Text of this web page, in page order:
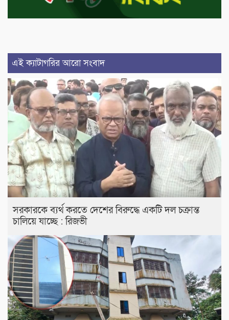
এই ক্যাটাগরির আরো সংবাদ
সরকারকে ব্যর্থ করতে দেশের বিরুদ্ধে একটি দল চক্রান্ত
চালিয়ে যাচ্ছে : রিজভী